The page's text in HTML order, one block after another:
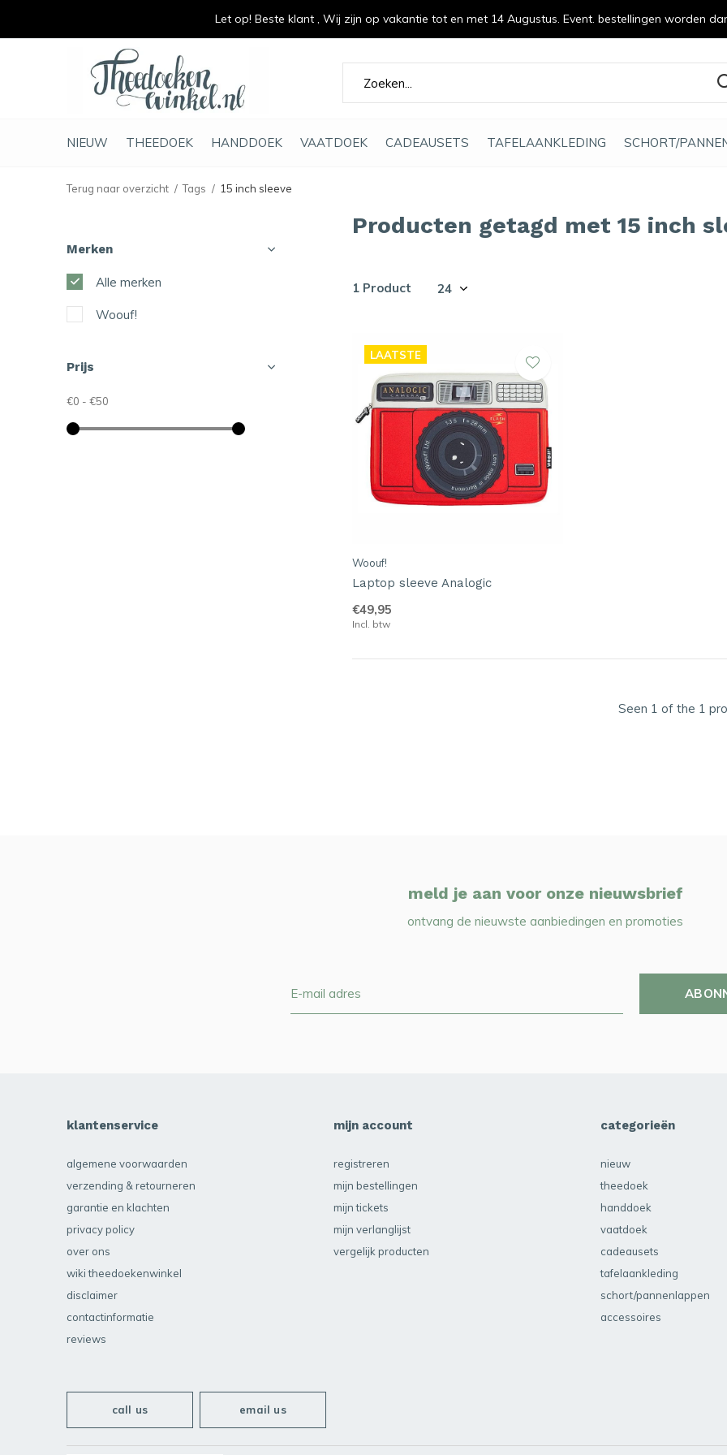
NIEUW THEEDOEK HANDDOEK VAATDOEK CADEAUSETS TAFELAANKLEDING SCHORT/
duurzaam en met liefde gemaakt
Terug naar overzicht Tags 15 inch sleeve
Producten getagd met 15 inch
1 Product
LAATSTE
Woouf!
Laptop sleeve Analogic
€49,95
Incl. btw
Seen 1 of the 1
Merken
Alle merken
Woouf!
Prijs
€0 - €50
meld je aan voor onze nieuwsbrief
ontvang de nieuwste aanbiedingen en promoties
klantenservice
algemene voorwaarden
verzending & retourneren
garantie en klachten
privacy policy
over ons
wiki theedoekenwinkel
disclaimer
contactinformatie
reviews
mijn account
registreren
mijn bestellingen
mijn tickets
mijn verlanglijst
vergelijk producten
categorieën
nieuw
theedoek
handdoek
vaatdoek
cadeausets
tafelaankleding
schort/pannenlappen
accessoires
call us email us
Let op! Beste klant , Wij zijn op vakantie tot en met 14 Augustus. Event. bestellingen worden